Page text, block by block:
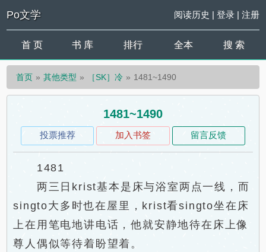
Po文学 阅读历史 | 登录| 注册
首 页 书 库 排行 全本 搜 索
首页 其他类型 ［SK］冷 1481~1490
1481~1490
投票推荐 加入书签 留言反馈
1481
两三日krist基本是床与浴室两点一线，而
singto大多时也在屋里，krist看singto坐在床
上在用笔电地讲电话，他就安静地待在床上像
尊人偶似等待着盼望着。